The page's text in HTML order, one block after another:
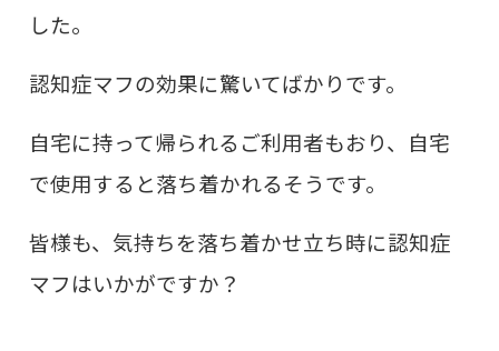
した。
認知症マフの効果に驚いてばかりです。
自宅に持って帰られるご利用者もおり、自宅
で使用すると落ち着かれるそうです。
皆様も、気持ちを落ち着かせ立ち時に認知症
マフはいかがですか？